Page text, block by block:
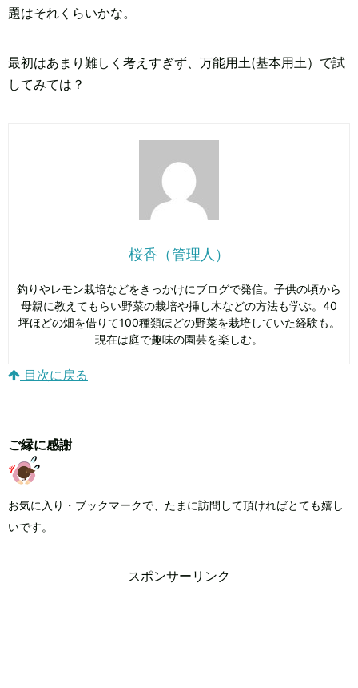
題はそれくらいかな。
最初はあまり難しく考えすぎず、万能用土(基本用土）で試
してみては？
桜香（管理人）
釣りやレモン栽培などをきっかけにブログで発信。子供の頃から
母親に教えてもらい野菜の栽培や挿し木などの方法も学ぶ。40
坪ほどの畑を借りて100種類ほどの野菜を栽培していた経験も。
現在は庭で趣味の園芸を楽しむ。
目次に戻る
ご縁に感謝
お気に入り・ブックマークで、たまに訪問して頂ければとても嬉し
いです。
スポンサーリンク